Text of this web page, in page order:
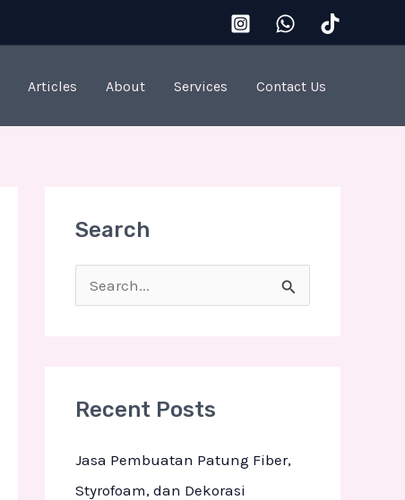
Articles About Services Contact Us
Search
c
Recent Posts
Jasa Pembuatan Patung Fiber,
Styrofoam, dan Dekorasi